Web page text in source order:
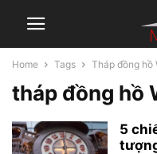
Home Tags Tháp đồng hồ
tháp đồng hồ
5